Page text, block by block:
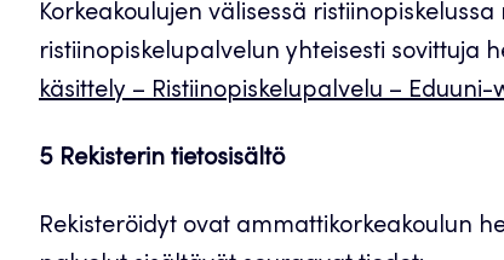
Korkeakoulujen välisessä
ristiinopiskelupalvelun yhteisesti sovittuja
käsittely – Ristiinopiskelupalvelu – Eduuni-
5 Rekisterin tietosisältö
Rekisteröidyt ovat ammattikorkeakoulun